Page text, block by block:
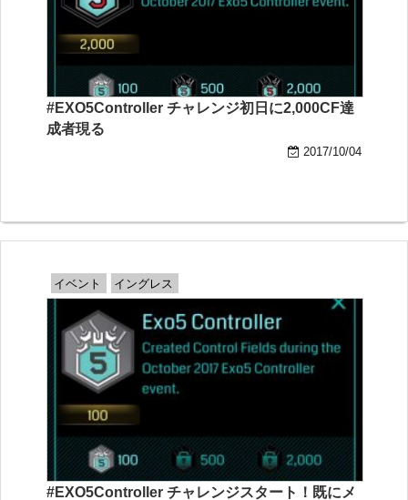
#EXO5Controller チャレンジ初日に2,000CF達
成者現る
2017/10/04
イベント イングレス
#EXO5Controller チャレンジスタート！既にメ